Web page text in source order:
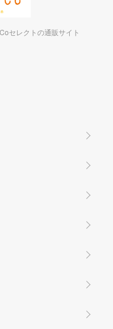
セレクトの通販サイト